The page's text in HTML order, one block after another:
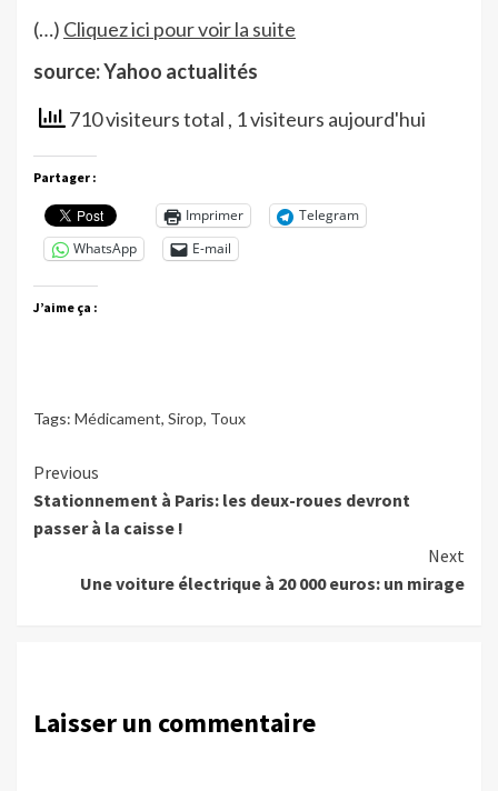
(…) Cliquez ici pour voir la suite
source: Yahoo actualités
710 visiteurs total , 1 visiteurs aujourd'hui
Partager :
Imprimer
Telegram
WhatsApp
E-mail
J’aime ça :
Tags: Médicament, Sirop, Toux
Continue
Reading
Previous
Stationnement à Paris: les deux-roues devront
passer à la caisse !
Next
Une voiture électrique à 20 000 euros: un mirage
Laisser un commentaire